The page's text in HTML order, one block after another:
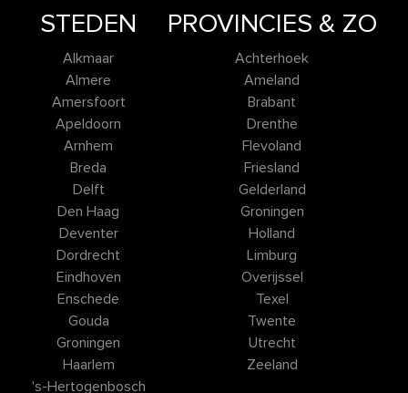
STEDEN
Alkmaar
Almere
Amersfoort
Apeldoorn
Arnhem
Breda
Delft
Den Haag
Deventer
Dordrecht
Eindhoven
Enschede
Gouda
Groningen
Haarlem
's-Hertogenbosch
PROVINCIES & ZO
Achterhoek
Ameland
Brabant
Drenthe
Flevoland
Friesland
Gelderland
Groningen
Holland
Limburg
Overijssel
Texel
Twente
Utrecht
Zeeland